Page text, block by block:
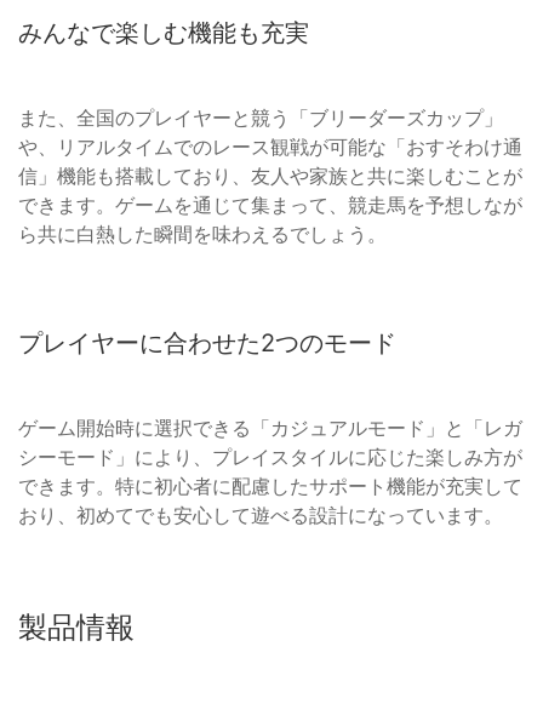
みんなで楽しむ機能も充実
また、全国のプレイヤーと競う「ブリーダーズカップ」
や、リアルタイムでのレース観戦が可能な「おすそわけ通
信」機能も搭載しており、友人や家族と共に楽しむことが
できます。ゲームを通じて集まって、競走馬を予想しなが
ら共に白熱した瞬間を味わえるでしょう。
プレイヤーに合わせた2つのモード
ゲーム開始時に選択できる「カジュアルモード」と「レガ
シーモード」により、プレイスタイルに応じた楽しみ方が
できます。特に初心者に配慮したサポート機能が充実して
おり、初めてでも安心して遊べる設計になっています。
製品情報